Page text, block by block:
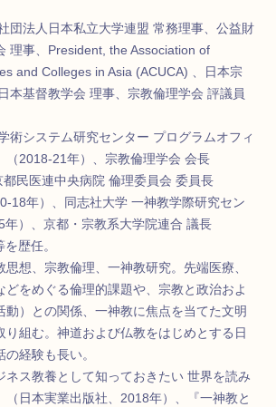
団法人日本私立大学連盟 常務理事、公益財
理事、President, the Association of
and Colleges in Asia (ACUCA) 、日本宗
本基督教学会 理事、宗教倫理学会 評議員
術システム研究センター プログラムオフィ
（2018-21年）、宗教倫理学会 会長
都民医連中央病院 倫理委員会 委員長
18年）、同志社大学 一神教学際研究セン
年）、京都・宗教系大学院連合 議長
歴任。
想、宗教倫理、一神教研究。先端医療、
どをめぐる倫理的課題や、宗教と政治およ
動）との関係、一神教に焦点を当てた文明
り組む。神道および仏教をはじめとする日
経験も長い。
ス教養として知っておきたい 世界を読み
（日本実業出版社、2018年）、『一神教と